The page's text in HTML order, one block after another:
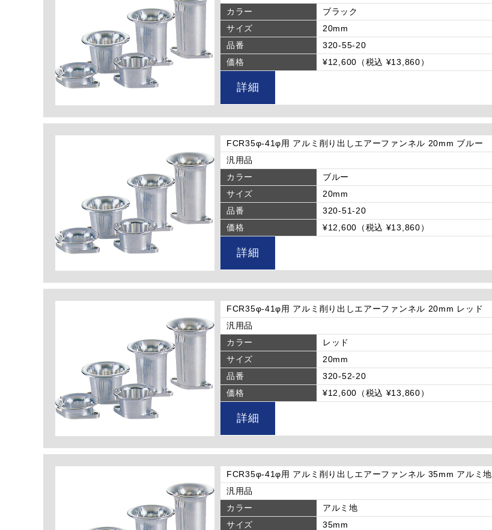
カラー
ブラック
サイズ
20mm
品番
320-55-20
価格
¥12,600（税込 ¥13,860）
詳細
FCR35φ-41φ用 アルミ削り出しエアーファンネル 20mm ブルー
汎用品
カラー
ブルー
サイズ
20mm
品番
320-51-20
価格
¥12,600（税込 ¥13,860）
詳細
FCR35φ-41φ用 アルミ削り出しエアーファンネル 20mm レッド
汎用品
カラー
レッド
サイズ
20mm
品番
320-52-20
価格
¥12,600（税込 ¥13,860）
詳細
FCR35φ-41φ用 アルミ削り出しエアーファンネル 35mm アルミ地
汎用品
カラー
アルミ地
サイズ
35mm